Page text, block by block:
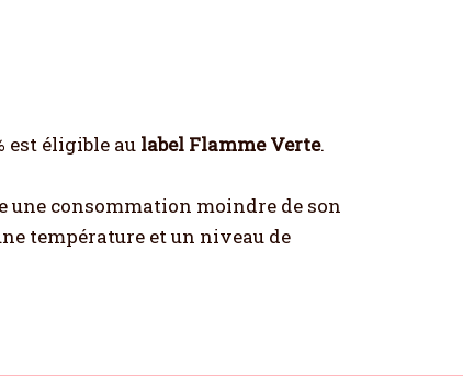
est éligible au label Flamme Verte.
une consommation moindre de son
température et un niveau de